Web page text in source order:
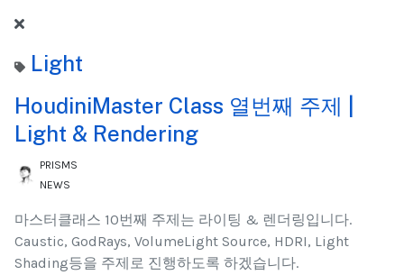
Light
HoudiniMaster Class 열번째 주제 |
Light & Rendering
PRISMS
NEWS
마스터클래스 10번째 주제는 라이팅 & 렌더링입니다.
Caustic, GodRays, VolumeLight Source, HDRI, Light
Shading등을 주제로 진행하도록 하겠습니다.